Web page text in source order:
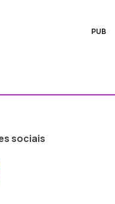
PUB
sociais
ao